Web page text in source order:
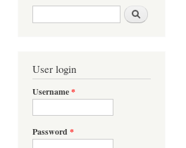
Search form Шукати
User login
Username*
Password *